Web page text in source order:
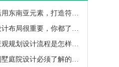
如何活用东南亚元素，打造符合中国人审美观的东南亚风格庭院？
庭院设计布局很重要，你都了解庭院设计的三大要素吗？
园林景观规划设计流程是怎样的？
小型别墅庭院设计必须了解的几个技巧